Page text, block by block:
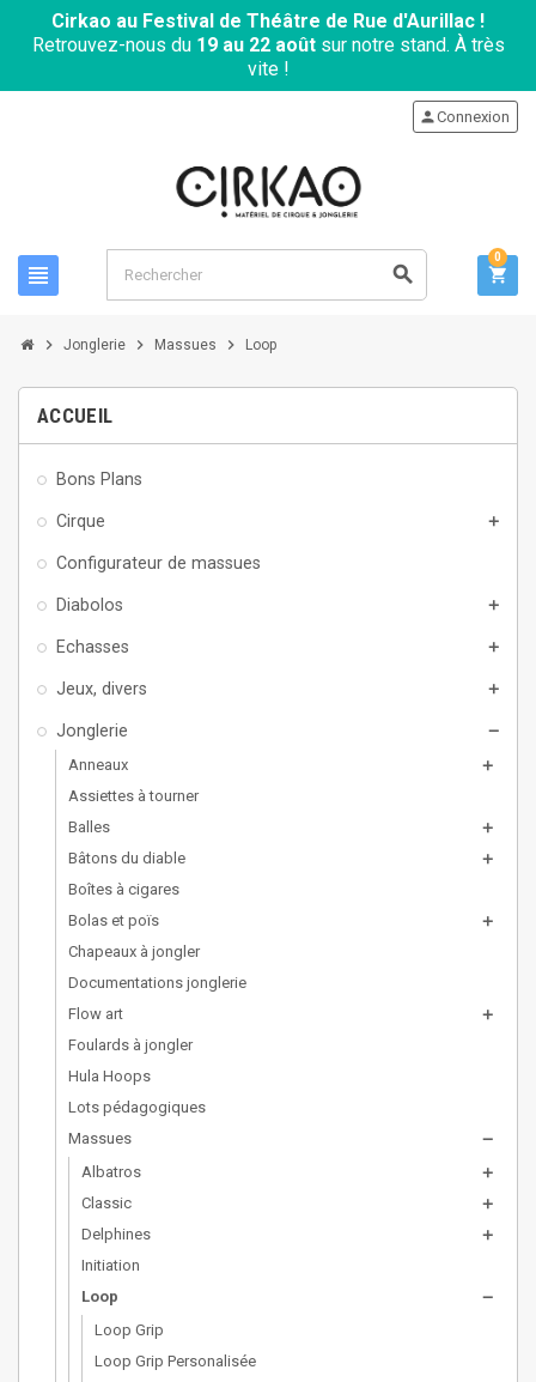
Cirkao au Festival de Théâtre de Rue d'Aurillac !
Retrouvez-nous du 19 au 22 aoûtsur notre stand. À très
vite !
view_headline search
personConnexion
shopping_cart
0
chevron_right Jonglerie chevron_right Massues chevron_right Loop
ACCUEIL
Bons Plans
Cirque add
Configurateur de massues
Diabolos add
Echasses add
Jeux, divers add
Jonglerie remove
Anneaux add
Assiettes à tourner
Balles
add
Bâtons du diable add
Boîtes à cigares
Bolas et poïs
add
Chapeaux à jongler
Documentations jonglerie
Flow art
add
Foulards à jongler
Hula Hoops
Lots pédagogiques
Massues
remove
Albatros add
Classic add
Delphines add
Initiation
Loop
remove
Loop Grip
Loop Grip Personalisée